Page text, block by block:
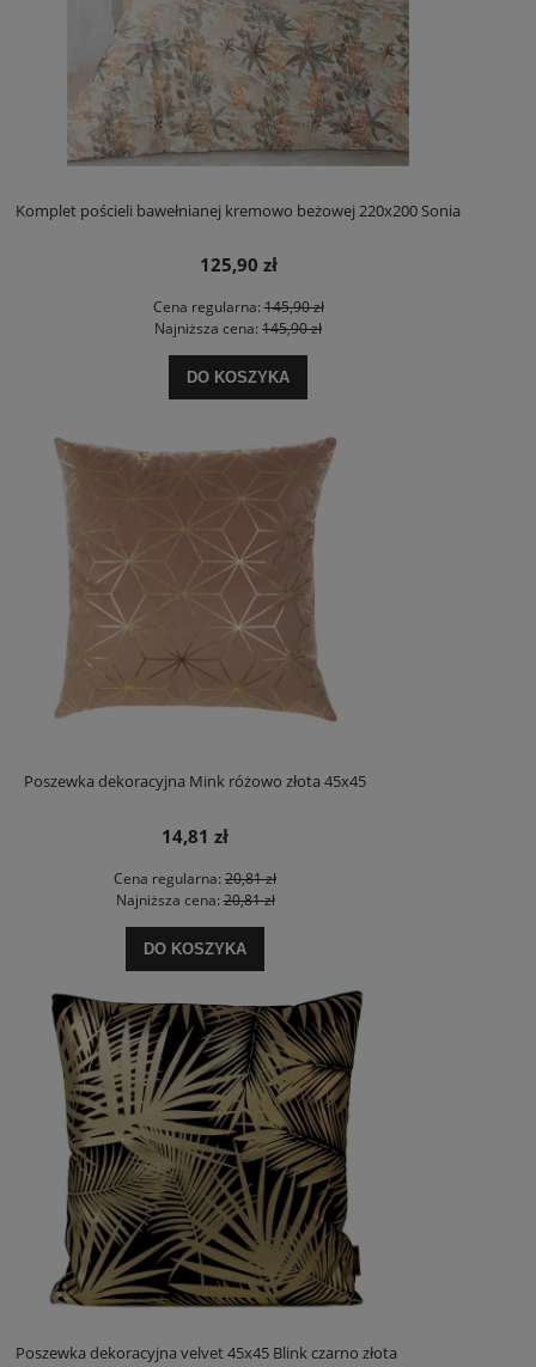
Komplet pościeli bawełnianej kremowo beżowej 220x200 Sonia
125,90 zł
Cena regularna:145,90 zł
Najniższa cena: 145,90 zł
DO KOSZYKA
Poszewka dekoracyjna Mink różowo złota 45x45
14,81 zł
Cena regularna: 20,81 zł
Najniższa cena:20,81 zł
DO KOSZYKA
Poszewka dekoracyjna velvet 45x45 Blink czarno złota